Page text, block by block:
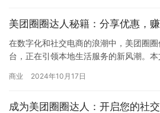
美团圈圈达人秘籍：分享优惠，
在数字化和社交电商的浪潮中，美团圈
台，正在引领本地生活服务的新风潮。
南。 什么…
商业 2024年10月17日
成为美团圈圈达人：开启您的社